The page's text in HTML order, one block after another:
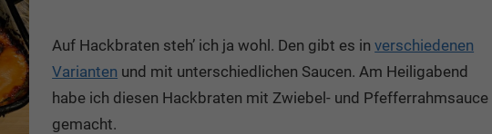
Auf Hackbraten steh’ ich ja wohl. Den gibt es inverschiedenen
Varianten und mit unterschiedlichen Saucen. Am Heiligabend
habe ich diesen Hackbraten mit Zwiebel- und Pfefferrahmsauce
gemacht.